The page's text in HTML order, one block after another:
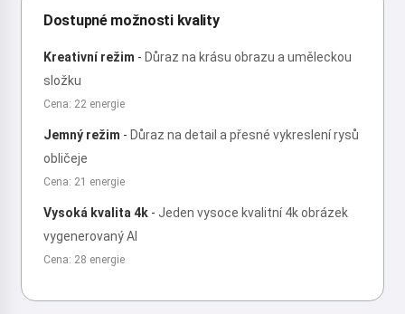
Dostupné možnosti kvality
Kreativní režim - Důraz na krásu obrazu a uměleckou
složku
Cena: 22 energie
Jemný režim - Důraz na detail a přesné vykreslení rysů
obličeje
Cena: 21 energie
Vysoká kvalita 4k - Jeden vysoce kvalitní 4k obrázek
vygenerovaný AI
Cena: 28 energie